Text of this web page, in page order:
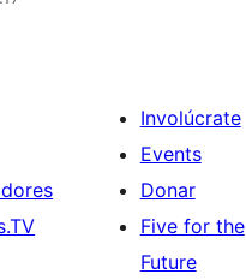
Involúcrate
Events
Donar
Five for the
Future